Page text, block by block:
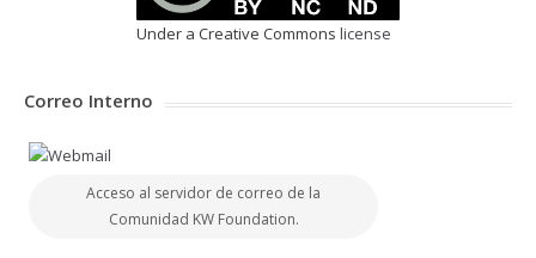
Under a Creative Commons license
Correo Interno
Acceso al servidor de correo de la
Comunidad KW Foundation.